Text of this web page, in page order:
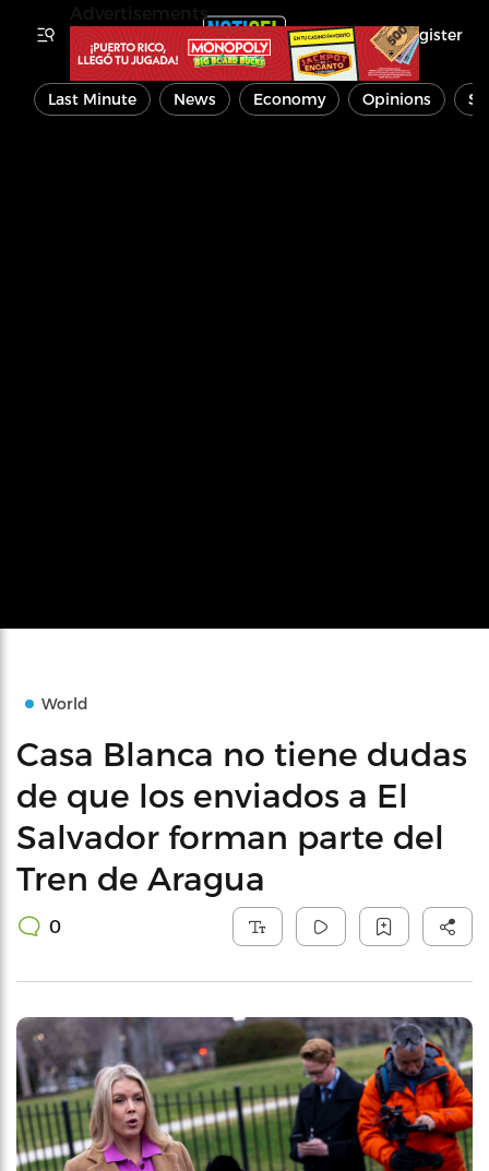
Register
Last Minute News Economy Opinions
World
Casa Blanca no tiene dudas
de que los enviados a El
Salvador forman parte del
Tren de Aragua
0
Advertisements